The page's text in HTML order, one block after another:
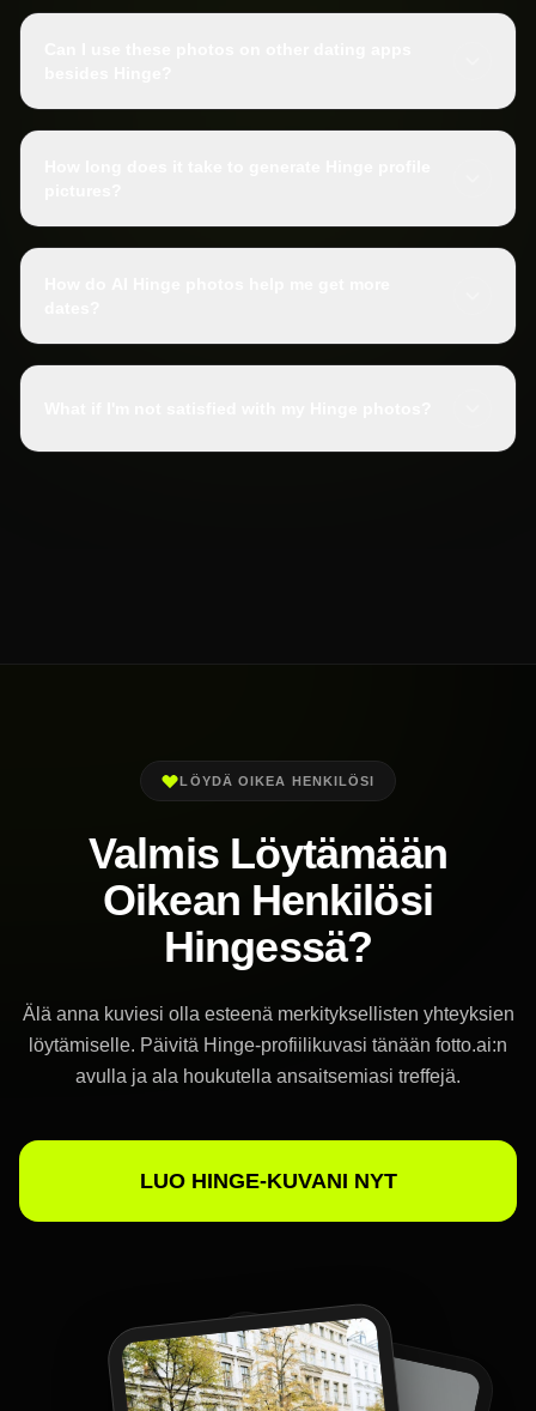
LÖYDÄ OIKEA HENKILÖSI
Valmis Löytämään
Oikean Henkilösi
Hingessä?
Älä anna kuviesi olla esteenä merkityksellisten yhteyksien
löytämiselle. Päivitä Hinge-profiilikuvasi tänään fotto.ai:n
avulla ja ala houkutella ansaitsemiasi treffejä.
LUO HINGE-KUVANI NYT